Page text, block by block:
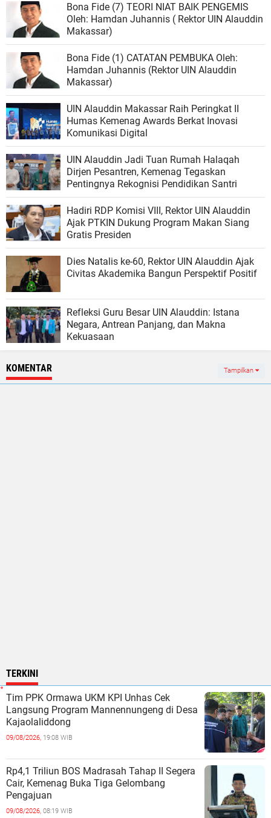
Bona Fide (7) TEORI NIAT BAIK PENGEMIS
Oleh: Hamdan Juhannis ( Rektor UIN Alauddin
Makassar)
Bona Fide (1) CATATAN PEMBUKA Oleh:
Hamdan Juhannis (Rektor UIN Alauddin
Makassar)
UIN Alauddin Makassar Raih Peringkat II
Humas Kemenag Awards Berkat Inovasi
Komunikasi Digital
UIN Alauddin Jadi Tuan Rumah Halaqah
Dirjen Pesantren, Kemenag Tegaskan
Pentingnya Rekognisi Pendidikan Santri
Hadiri RDP Komisi VIII, Rektor UIN Alauddin
Ajak PTKIN Dukung Program Makan Siang
Gratis Presiden
Dies Natalis ke-60, Rektor UIN Alauddin Ajak
Civitas Akademika Bangun Perspektif Positif
Refleksi Guru Besar UIN Alauddin: Istana
Negara, Antrean Panjang, dan Makna
Kekuasaan
KOMENTAR Tampilkan
TERKINI
Tim PPK Ormawa UKM KPI Unhas Cek
Langsung Program Mannennungeng di Desa
Kajaolaliddong
09/08/2026, 19:08 WIB
Rp4,1 Triliun BOS Madrasah Tahap II Segera
Cair, Kemenag Buka Tiga Gelombang
Pengajuan
09/08/2026, 08:19 WIB